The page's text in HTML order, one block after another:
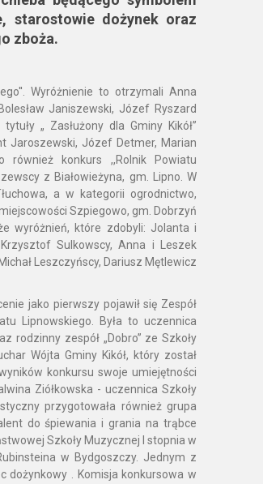
starostowie dożynek oraz
zboża.
Wyróżnienie to otrzymali Anna
Janiszewski, Józef Ryszard
„ Zasłużony dla Gminy Kikół”
Jaroszewski, Józef Detmer, Marian
również konkurs ,,Rolnik Powiatu
z Białowieżyna, gm. Lipno. W
a w kategorii ogrodnictwo,
Szpiegowo, gm. Dobrzyń
wyróżnień, które zdobyli: Jolanta i
Sulkowscy, Anna i Leszek
Leszczyńscy, Dariusz Mętlewicz
jako pierwszy pojawił się Zespół
Lipnowskiego. Była to uczennica
rodzinny zespół „Dobro” ze Szkoły
Wójta Gminy Kikół, który został
konkursu swoje umiejętności
Ziółkowska - uczennica Szkoły
przygotowała również grupa
do śpiewania i grania na trąbce
Szkoły Muzycznej I stopnia w
w Bydgoszczy. Jednym z
dożynkowy . Komisja konkursowa w